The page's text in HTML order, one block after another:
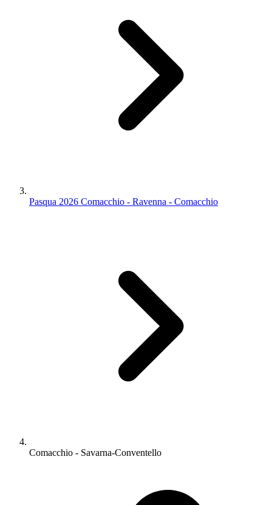
Pasqua 2026 Comacchio - Ravenna - Comacchio
Comacchio - Savarna-Conventello